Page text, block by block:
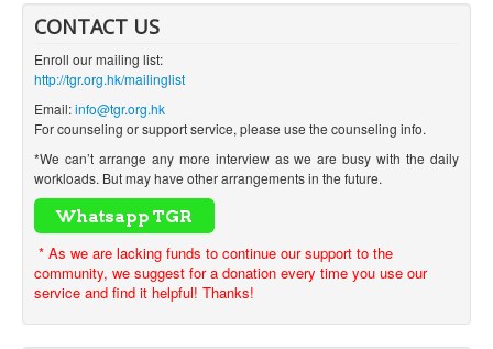
CONTACT US
Enroll our mailing list:
http://tgr.org.hk/mailinglist
Email:info@tgr.org.hk
For counseling or support service, please use the counseling info.
*We can’t arrange any more interview as we are busy with the daily
workloads. But may have other arrangements in the future.
* As we are lacking funds to continue our support to the
community, we suggest for a donation every time you use our
service and find it helpful! Thanks!